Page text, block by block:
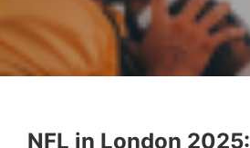
NFL in London